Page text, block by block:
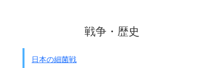
タミフルを許可した厚生省の委員に
中外製薬から莫大な研究費をもらっている
教授が入っています。
それが発覚して
脳症を起こした患者の脳には
インフルエンザウイルスはいっていません。
途中の血液脳関門でブロックされているからです。
戦争・歴史
日本の細菌戦